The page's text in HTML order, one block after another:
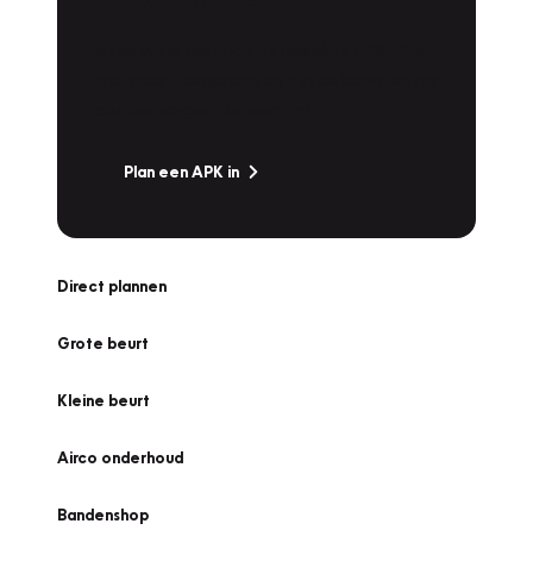
Plan een APK in
Direct plannen
Grote beurt
Kleine beurt
Airco onderhoud
Bandenshop